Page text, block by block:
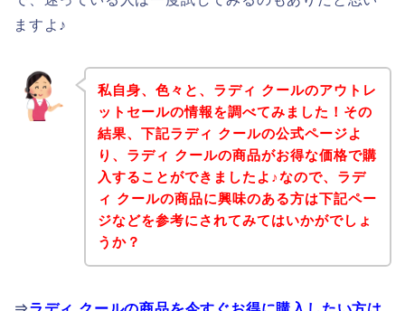
ますよ♪
私自身、色々と、ラディ クールのアウトレ
ットセールの情報を調べてみました！その
結果、下記ラディ クールの公式ページよ
り、ラディ クールの商品がお得な価格で購
入することができましたよ♪なので、ラデ
ィ クールの商品に興味のある方は下記ペー
ジなどを参考にされてみてはいかがでしょ
うか？